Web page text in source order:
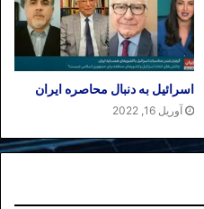
اسرائیل به دنبال محاصره ایران
آوریل 16, 2022